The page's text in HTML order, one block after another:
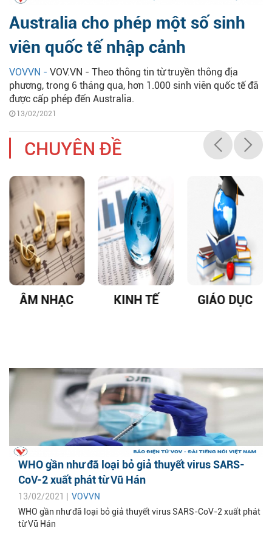
Australia cho phép một số sinh
viên quốc tế nhập cảnh
VOVVN - VOV.VN - Theo thông tin từ truyền thông địa
phương, trong 6 tháng qua, hơn 1.000 sinh viên quốc tế đã
được cấp phép đến Australia.
13/02/2021
CHUYÊN ĐỀ
ÂM NHẠC KINH TẾ GIÁO DỤC
WHO gần như đã loại bỏ giả thuyết virus SARS-
CoV-2 xuất phát từ Vũ Hán
13/02/2021 | VOVVN
WHO gần như đã loại bỏ giả thuyết virus SARS-CoV-2 xuất phát
từ Vũ Hán